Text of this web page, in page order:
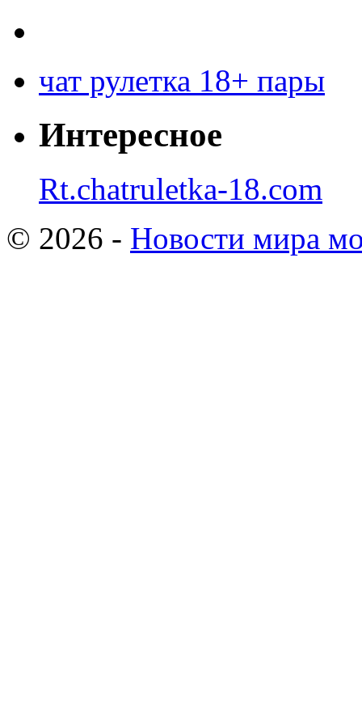
чат рулетка 18+ пары
Интересное
Rt.chatruletka-18.com
© 2026 - Новости мира